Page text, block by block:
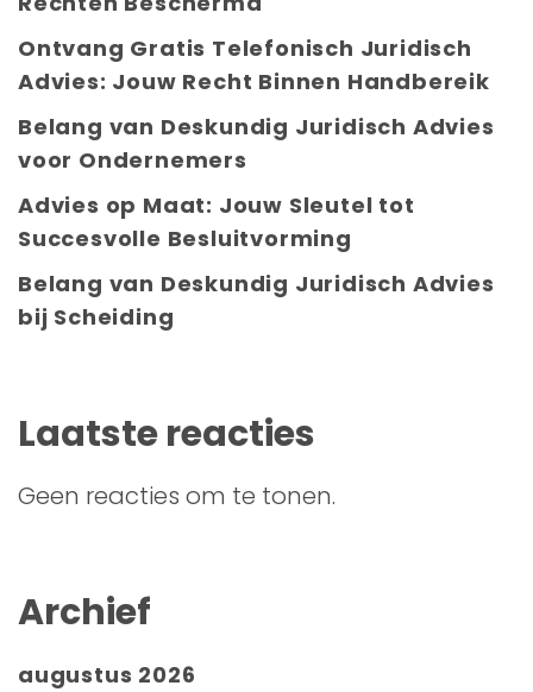
Ontvang Gratis Telefonisch Juridisch
Advies: Jouw Recht Binnen Handbereik
Belang van Deskundig Juridisch Advies
voor Ondernemers
Advies op Maat: Jouw Sleutel tot
Succesvolle Besluitvorming
Belang van Deskundig Juridisch Advies
bij Scheiding
Laatste reacties
Geen reacties om te tonen.
Archief
augustus 2026